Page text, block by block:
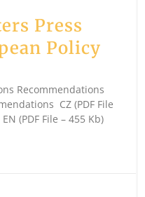
Press
Policy
Recommendations
CZ (PDF File
(PDF File – 455 Kb)